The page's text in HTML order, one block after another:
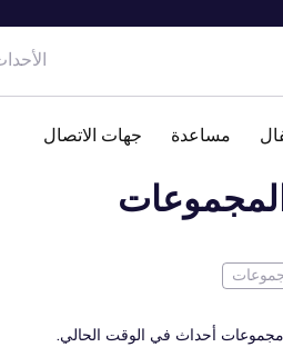
مساعدة جهات الاتصال
مجموعات أحداث في الوقت الحالي.